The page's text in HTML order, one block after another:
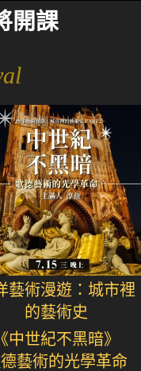
開課
藝術漫遊：城市裡
的藝術史
《中世紀不黑暗》
藝術的光學革命